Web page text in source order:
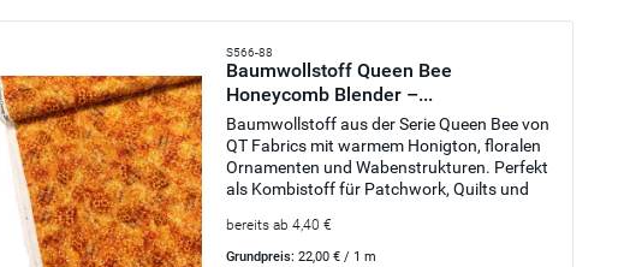
S566-88
Baumwollstoff Queen Bee
Honeycomb Blender –...
Baumwollstoff aus der Serie Queen Bee von
QT Fabrics mit warmem Honigton, floralen
Ornamenten und Wabenstrukturen. Perfekt
als Kombistoff für Patchwork, Quilts und
bereits ab 4,40 €
Grundpreis:22,00 € / 1 m